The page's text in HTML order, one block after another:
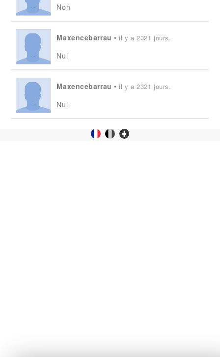
Non
Maxencebarrau •il y a 2321 jours.
Nul
Maxencebarrau •il y a 2321 jours.
Nul